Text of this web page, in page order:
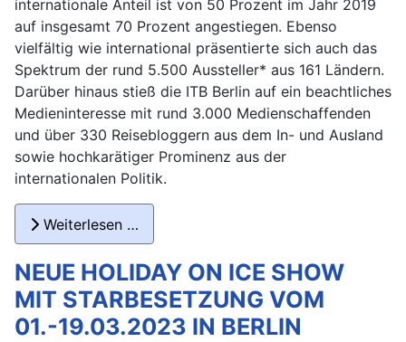
internationale Anteil ist von 50 Prozent im Jahr 2019
auf insgesamt 70 Prozent angestiegen. Ebenso
vielfältig wie international präsentierte sich auch das
Spektrum der rund 5.500 Aussteller* aus 161 Ländern.
Darüber hinaus stieß die ITB Berlin auf ein beachtliches
Medieninteresse mit rund 3.000 Medienschaffenden
und über 330 Reisebloggern aus dem In- und Ausland
sowie hochkarätiger Prominenz aus der
internationalen Politik.
Weiterlesen …
NEUE HOLIDAY ON ICE SHOW
MIT STARBESETZUNG VOM
01.-19.03.2023 IN BERLIN